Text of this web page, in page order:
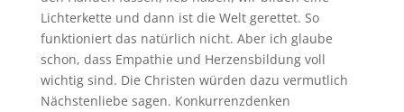
Lichterkette und dann ist die Welt gerettet. So
funktioniert das natürlich nicht. Aber ich glaube
schon, dass Empathie und Herzensbildung voll
wichtig sind. Die Christen würden dazu vermutlich
Nächstenliebe sagen. Konkurrenzdenken